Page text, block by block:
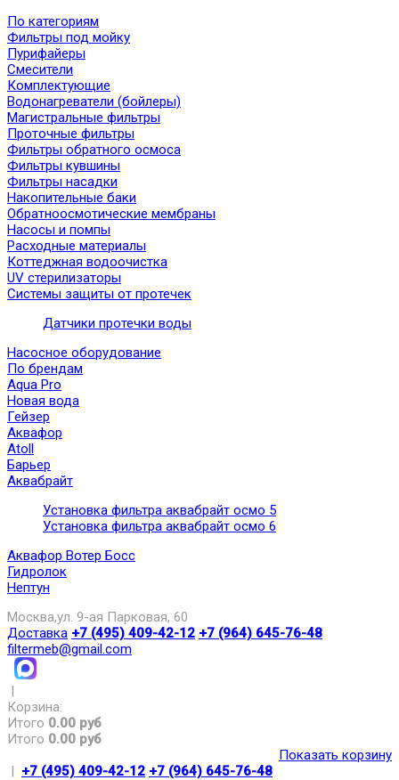
По категориям
Фильтры под мойку
Пурифайеры
Смесители
Комплектующие
Водонагреватели (бойлеры)
Магистральные фильтры
Проточные фильтры
Фильтры обратного осмоса
Фильтры кувшины
Фильтры насадки
Накопительные баки
Обратноосмотические мембраны
Насосы и помпы
Расходные материалы
Коттеджная водоочистка
UV стерилизаторы
Системы защиты от протечек
Датчики протечки воды
Насосное оборудование
По брендам
Aqua Pro
Новая вода
Гейзер
Аквафор
Atoll
Барьер
Аквабрайт
Установка фильтра аквабрайт осмо 5
Установка фильтра аквабрайт осмо 6
Аквафор Вотер Босс
Гидролок
Нептун
Москва,ул. 9-ая Парковая, 60
Доставка +7 (495) 409-42-12 +7 (964) 645-76-48
filtermeb@gmail.com
|
Корзина:
Итого 0.00 руб
Итого 0.00 руб
Показать корзину
| +7 (495) 409-42-12 +7 (964) 645-76-48